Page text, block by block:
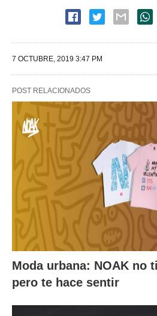
7 OCTUBRE, 2019 3:47 PM
POST RELACIONADOS
Moda urbana: NOAK no
pero te hace sentir